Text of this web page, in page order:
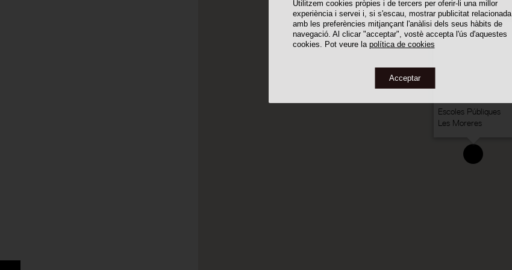
Utilitzem cookies pròpies i de tercers per oferir-li una millor
experiència i servei i, si s'escau, mostrar publicitat relacionada
amb les preferències mitjançant l'anàlisi dels seus hàbits de
navegació. Al clicar "acceptar", vostè accepta l'ús d'aquestes
cookies. Pot veure la política de cookies
Acceptar
Escoles Públiques
Les Moreres